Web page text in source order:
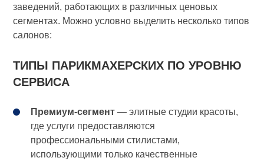
заведений, работающих в различных ценовых
сегментах. Можно условно выделить несколько типов
салонов:
ТИПЫ ПАРИКМАХЕРСКИХ ПО УРОВНЮ
СЕРВИСА
Премиум-сегмент — элитные студии красоты,
где услуги предоставляются
профессиональными стилистами,
использующими только качественные